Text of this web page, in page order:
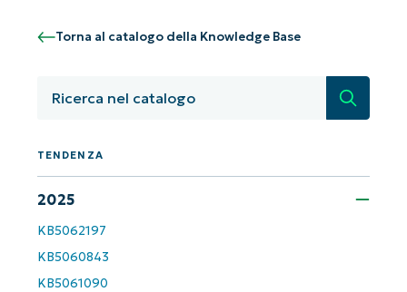
Torna al catalogo della Knowledge Base
Ricerca
TENDENZA
2025
KB5062197
KB5060843
KB5061090
Non è richiesta alcuna carta di credito e si ha
name*
Phone
number*
Paese